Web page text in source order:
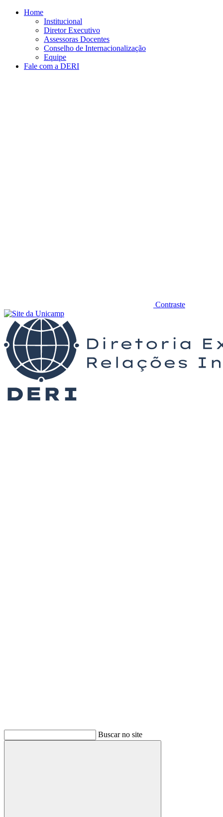
Conteúdo principal
Home
Institucional
Diretor Executivo
Assessoras Docentes
Conselho de Internacionalização
Equipe
Fale com a DERI
Contraste
Buscar no site